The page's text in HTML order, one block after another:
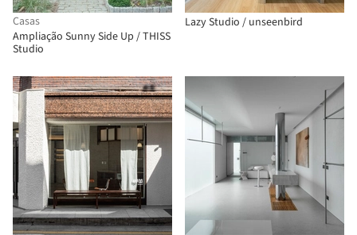
Casas
Ampliação Sunny Side Up / THISS
Studio
Lazy Studio / unseenbird